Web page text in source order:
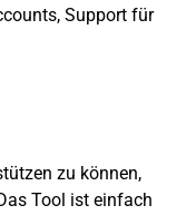
Support für
zu können,
Tool ist einfach